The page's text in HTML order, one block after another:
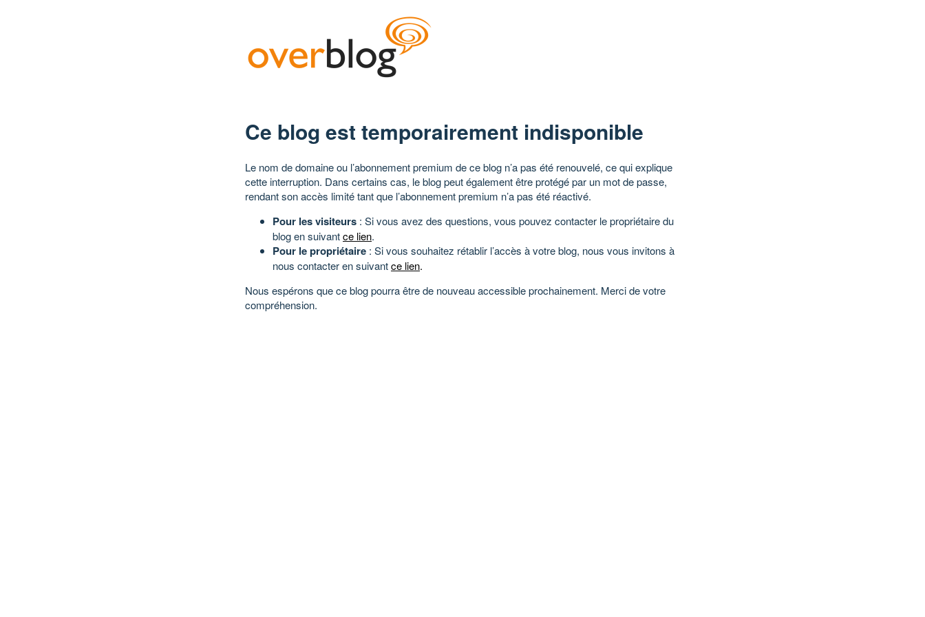
Ce blog est temporairement indisponible
Le nom de domaine ou l’abonnement premium de ce blog n’a pas été renouvelé, ce qui explique
cette interruption. Dans certains cas, le blog peut également être protégé par un mot de passe,
rendant son accès limité tant que l’abonnement premium n’a pas été réactivé.
Pour les visiteurs : Si vous avez des questions, vous pouvez contacter le propriétaire du
blog en suivantce lien.
Pour le propriétaire : Si vous souhaitez rétablir l’accès à votre blog, nous vous invitons à
nous contacter en suivantce lien.
Nous espérons que ce blog pourra être de nouveau accessible prochainement. Merci de votre
compréhension.